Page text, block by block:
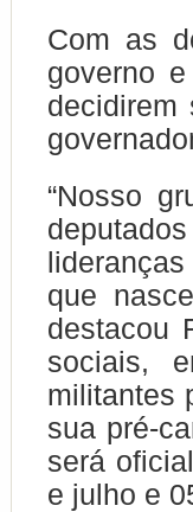
Com as
governo
decidirem
“Nosso
que
destacou
sociais,
militantes
sua pré-
será
e julho e